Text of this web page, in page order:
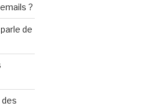
?
de
des